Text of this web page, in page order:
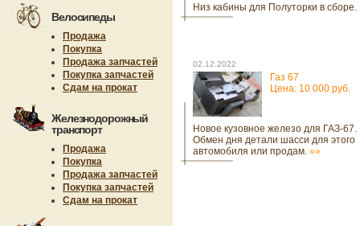
Велосипеды
Продажа
Покупка
Продажа запчастей
Покупка запчастей
Сдам на прокат
Железнодорожный
транспорт
Продажа
Покупка
Продажа запчастей
Покупка запчастей
Сдам на прокат
Низ кабины для Полуторки в сборе.
02.12.2022
Газ 67
Цена: 10 000 руб.
Новое кузовное железо для ГАЗ-67.
Обмен дня детали шасси для этого
автомобиля или продам. »»